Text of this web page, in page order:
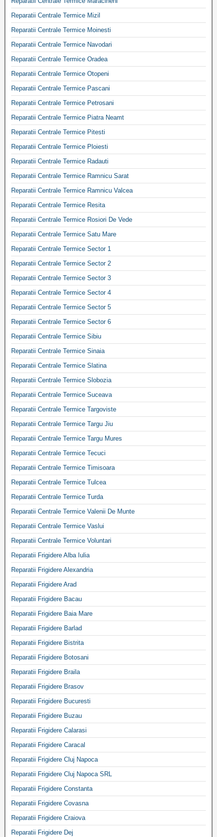
Reparatii Centrale Termice Mizil
Reparatii Centrale Termice Moinesti
Reparatii Centrale Termice Navodari
Reparatii Centrale Termice Oradea
Reparatii Centrale Termice Otopeni
Reparatii Centrale Termice Pascani
Reparatii Centrale Termice Petrosani
Reparatii Centrale Termice Piatra Neamt
Reparatii Centrale Termice Pitesti
Reparatii Centrale Termice Ploiesti
Reparatii Centrale Termice Radauti
Reparatii Centrale Termice Ramnicu Sarat
Reparatii Centrale Termice Ramnicu Valcea
Reparatii Centrale Termice Resita
Reparatii Centrale Termice Rosiori De Vede
Reparatii Centrale Termice Satu Mare
Reparatii Centrale Termice Sector 1
Reparatii Centrale Termice Sector 2
Reparatii Centrale Termice Sector 3
Reparatii Centrale Termice Sector 4
Reparatii Centrale Termice Sector 5
Reparatii Centrale Termice Sector 6
Reparatii Centrale Termice Sibiu
Reparatii Centrale Termice Sinaia
Reparatii Centrale Termice Slatina
Reparatii Centrale Termice Slobozia
Reparatii Centrale Termice Suceava
Reparatii Centrale Termice Targoviste
Reparatii Centrale Termice Targu Jiu
Reparatii Centrale Termice Targu Mures
Reparatii Centrale Termice Tecuci
Reparatii Centrale Termice Timisoara
Reparatii Centrale Termice Tulcea
Reparatii Centrale Termice Turda
Reparatii Centrale Termice Valenii De Munte
Reparatii Centrale Termice Vaslui
Reparatii Centrale Termice Voluntari
Reparatii Frigidere Alba Iulia
Reparatii Frigidere Alexandria
Reparatii Frigidere Arad
Reparatii Frigidere Bacau
Reparatii Frigidere Baia Mare
Reparatii Frigidere Barlad
Reparatii Frigidere Bistrita
Reparatii Frigidere Botosani
Reparatii Frigidere Braila
Reparatii Frigidere Brasov
Reparatii Frigidere Bucuresti
Reparatii Frigidere Buzau
Reparatii Frigidere Calarasi
Reparatii Frigidere Caracal
Reparatii Frigidere Cluj Napoca
Reparatii Frigidere Cluj Napoca SRL
Reparatii Frigidere Constanta
Reparatii Frigidere Covasna
Reparatii Frigidere Craiova
Reparatii Frigidere Dej